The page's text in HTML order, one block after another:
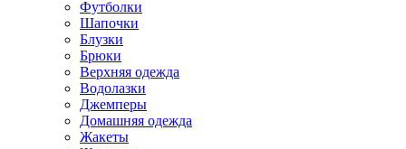
Футболки
Шапочки
Блузки
Брюки
Верхняя одежда
Водолазки
Джемперы
Домашняя одежда
Жакеты